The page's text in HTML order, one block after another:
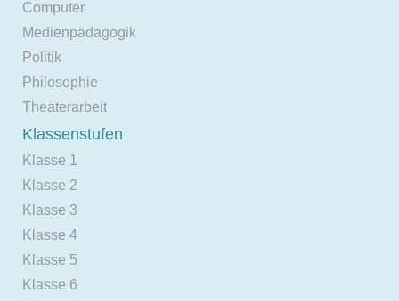
Computer
Medienpädagogik
Politik
Philosophie
Theaterarbeit
Klassenstufen
Klasse 1
Klasse 2
Klasse 3
Klasse 4
Klasse 5
Klasse 6